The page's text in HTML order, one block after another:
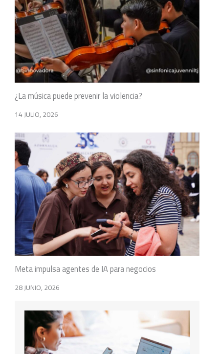
¿La música puede prevenir la violencia?
14 JULIO, 2026
Meta impulsa agentes de IA para negocios
28 JUNIO, 2026